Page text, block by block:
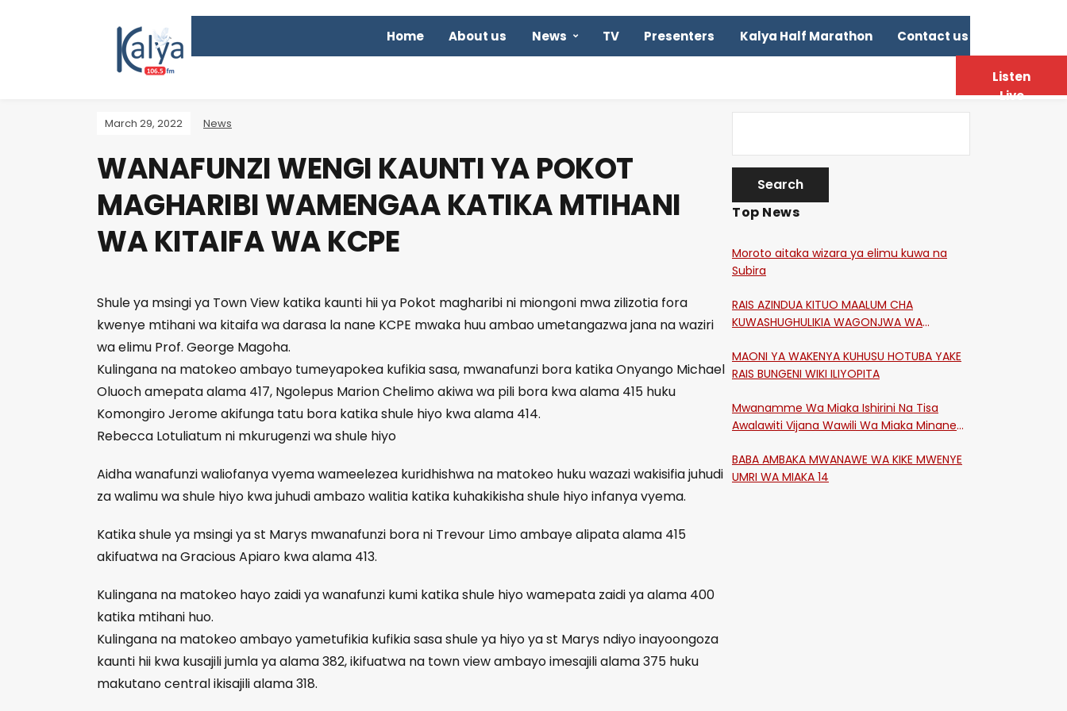
Home About us News TV Presenters Kalya Half Marathon Contact us
March 29, 2022 News
WANAFUNZI WENGI KAUNTI YA POKOT
MAGHARIBI WAMENGAA KATIKA MTIHANI
WA KITAIFA WA KCPE
Shule ya msingi ya Town View katika kaunti hii ya Pokot magharibi ni miongoni mwa zilizotia fora
kwenye mtihani wa kitaifa wa darasa la nane KCPE mwaka huu ambao umetangazwa jana na waziri
wa elimu Prof. George Magoha.
Kulingana na matokeo ambayo tumeyapokea kufikia sasa, mwanafunzi bora katika Onyango Michael
Oluoch amepata alama 417, Ngolepus Marion Chelimo akiwa wa pili bora kwa alama 415 huku
Komongiro Jerome akifunga tatu bora katika shule hiyo kwa alama 414.
Rebecca Lotuliatum ni mkurugenzi wa shule hiyo
Aidha wanafunzi waliofanya vyema wameelezea kuridhishwa na matokeo huku wazazi wakisifia juhudi
za walimu wa shule hiyo kwa juhudi ambazo walitia katika kuhakikisha shule hiyo infanya vyema.
Katika shule ya msingi ya st Marys mwanafunzi bora ni Trevour Limo ambaye alipata alama 415
akifuatwa na Gracious Apiaro kwa alama 413.
Kulingana na matokeo hayo zaidi ya wanafunzi kumi katika shule hiyo wamepata zaidi ya alama 400
katika mtihani huo.
Kulingana na matokeo ambayo yametufikia kufikia sasa shule ya hiyo ya st Marys ndiyo inayoongoza
kaunti hii kwa kusajili jumla ya alama 382, ikifuatwa na town view ambayo imesajili alama 375 huku
makutano central ikisajili alama 318.
Top News
Moroto aitaka wizara ya elimu kuwa na
Subira
RAIS AZINDUA KITUO MAALUM CHA
KUWASHUGHULIKIA WAGONJWA WA
MAONI YA WAKENYA KUHUSU HOTUBA YAKE
RAIS BUNGENI WIKI ILIYOPITA
Mwanamme Wa Miaka Ishirini Na Tisa
Awalawiti Vijana Wawili Wa Miaka Minane
Shikangania, Kakamega
BABA AMBAKA MWANAWE WA KIKE MWENYE
UMRI WA MIAKA 14
Listen
Live